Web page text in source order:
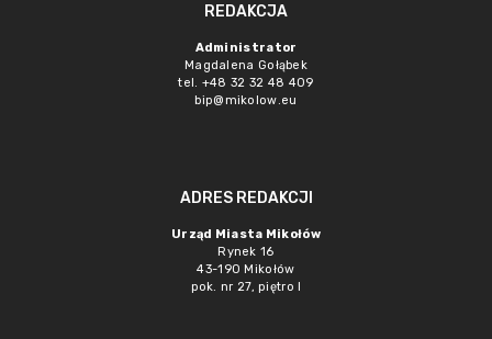
REDAKCJA
Administrator
Magdalena Gołąbek
tel. +48 32 32 48 409
bip@mikolow.eu
ADRES REDAKCJI
Urząd Miasta Mikołów
Rynek 16
43-190 Mikołów
pok. nr 27, piętro I